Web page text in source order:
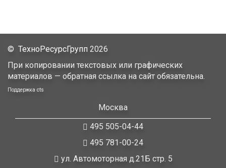
© ТехноРесурсГрупп 2026
При копировании текстовых или графических
материалов — обратная ссылка на сайт обязательна.
Поддержка cts
Москва
495 505-04-44
495 781-00-24
ул. Автомоторная д.21Б стр. 5